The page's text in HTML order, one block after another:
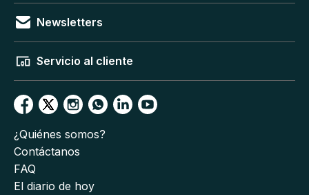
Newsletters
Servicio al cliente
¿Quiénes somos?
Contáctanos
FAQ
El diario de hoy